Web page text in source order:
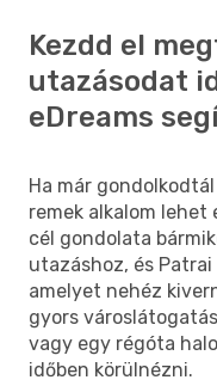
Austrian Airlines
Patrasz
- Budapest
Kezdd el
utazásodat
eDreams
Ha már gondolkodtál
remek alkalom lehet
cél gondolata
utazáshoz, és
amelyet nehéz
gyors
vagy egy régóta
időben körülnézni.